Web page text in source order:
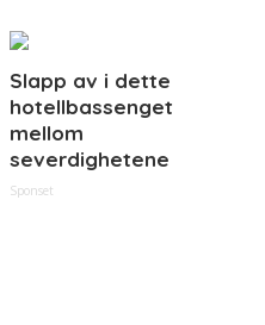
Slapp av i dette
hotellbassenget
mellom
severdighetene
Sponset